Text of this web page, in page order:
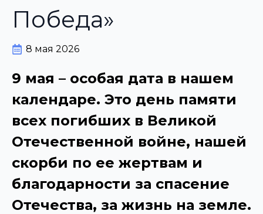
Победа»
8 мая 2026
9 мая – особая дата в нашем
календаре. Это день памяти
всех погибших в Великой
Отечественной войне, нашей
скорби по ее жертвам и
благодарности за спасение
Отечества, за жизнь на земле.